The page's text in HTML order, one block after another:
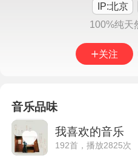
IP:北京
100%纯天
关注
音乐品味
我喜欢的音乐
192首，播放2825次